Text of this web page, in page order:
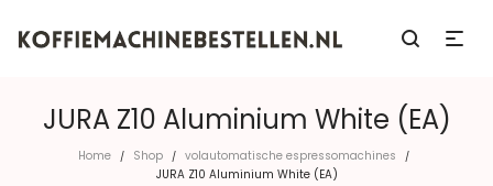
JURA Z10 Aluminium White (EA)
Home / Shop / volautomatische espressomachines /
JURA Z10 Aluminium White (EA)